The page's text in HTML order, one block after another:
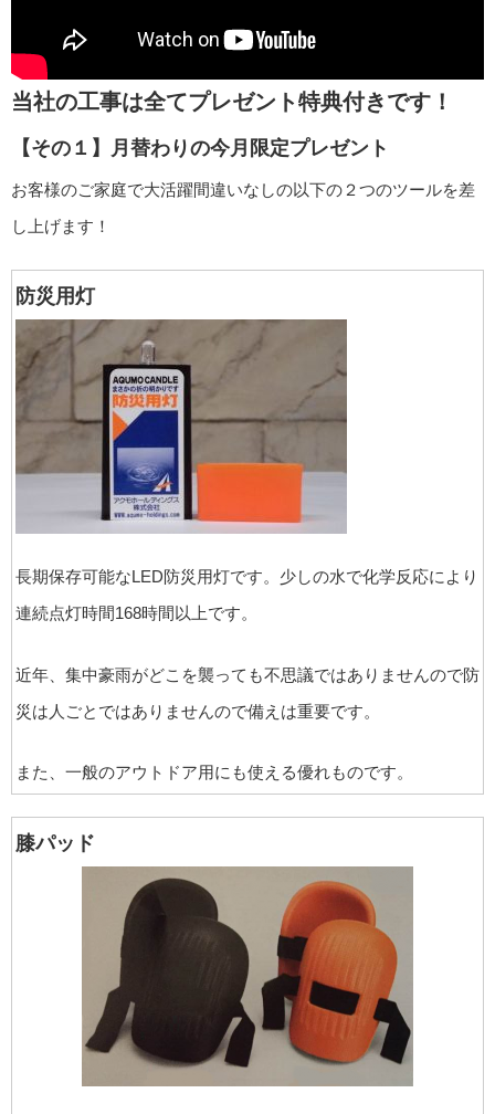
当社の工事は全てプレゼント特典付きです！
【その１】月替わりの今月限定プレゼント
お客様のご家庭で大活躍間違いなしの以下の２つのツールを差
し上げます！
防災用灯
長期保存可能なLED防災用灯です。少しの水で化学反応により
連続点灯時間168時間以上です。
近年、集中豪雨がどこを襲っても不思議ではありませんので防
災は人ごとではありませんので備えは重要です。
また、一般のアウトドア用にも使える優れものです。
膝パッド